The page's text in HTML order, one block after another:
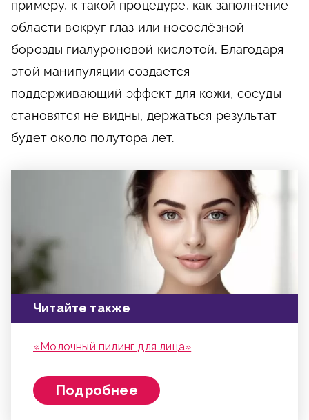
примеру, к такой процедуре, как заполнение
области вокруг глаз или носослёзной
борозды гиалуроновой кислотой. Благодаря
этой манипуляции создается
поддерживающий эффект для кожи, сосуды
становятся не видны, держаться результат
будет около полутора лет.
Читайте также
«Молочный пилинг для лица»
Подробнее